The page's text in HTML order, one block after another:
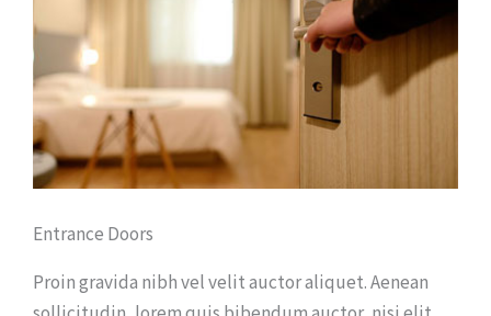
Entrance Doors
Proin gravida nibh vel velit auctor aliquet. Aenean